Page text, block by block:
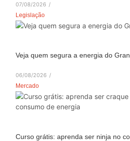
07/08/2026 /
Legislação
Veja quem segura a energia do
06/08/2026 /
Mercado
Curso grátis: aprenda ser ninja no